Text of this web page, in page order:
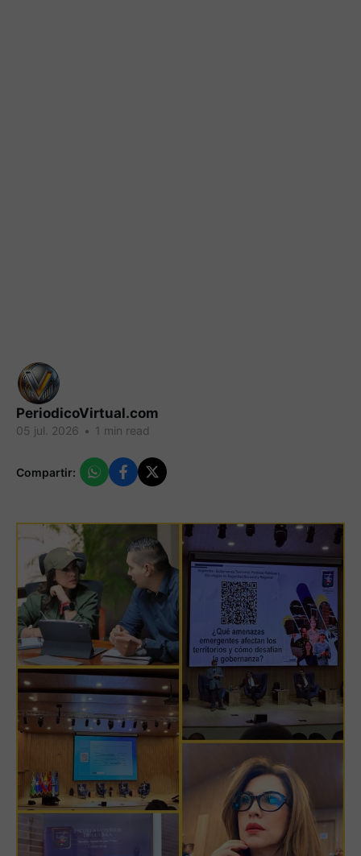
PeriodicoVirtual.com
05 jul. 2026 • 1 min read
Compartir: